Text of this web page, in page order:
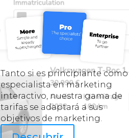
Tanto si es principiante como
especialista en marketing
interactivo, nuestra gama de
tarifas se adaptará a sus
objetivos de marketing.